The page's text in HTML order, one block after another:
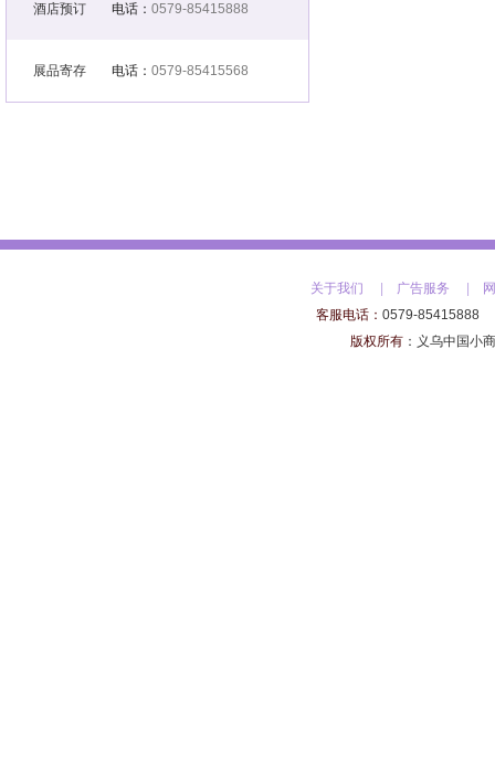
酒店预订 电话： 0579-85415888
展品寄存 电话： 0579-85415568
关于我们 广告服务
客服电话： 0579-85415888
版权所有： 义乌中国小